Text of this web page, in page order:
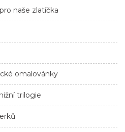
naše zlatíčka
omalovánky
trilogie